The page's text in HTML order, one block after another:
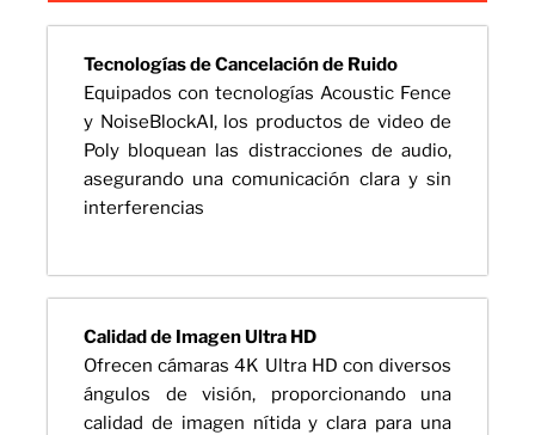
Tecnologías de Cancelación de Ruido
Equipados con tecnologías Acoustic Fence
y NoiseBlockAI, los productos de video de
Poly bloquean las distracciones de audio,
asegurando una comunicación clara y sin
interferencias
Calidad de Imagen Ultra HD
Ofrecen cámaras 4K Ultra HD con diversos
ángulos de visión, proporcionando una
calidad de imagen nítida y clara para una